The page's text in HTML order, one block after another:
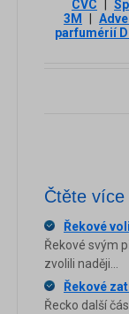
CVC
3М
parfumérií
Čtěte více
Řekové
Řekové svým
zvolili naději...
Řekové
Řecko další